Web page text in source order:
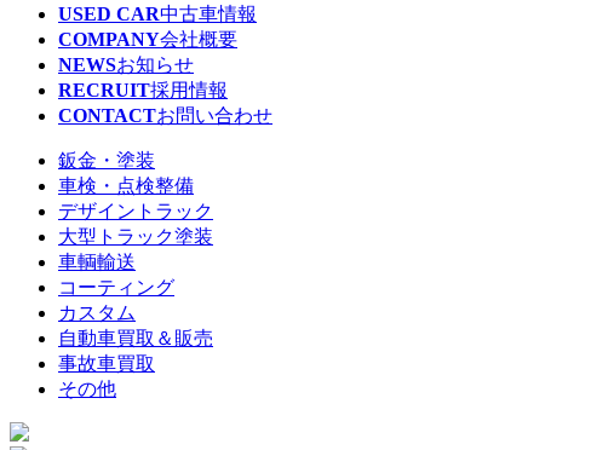
USED CAR中古車情報
COMPANY会社概要
NEWSお知らせ
RECRUIT採用情報
CONTACTお問い合わせ
鈑金・塗装
車検・点検整備
デザイントラック
大型トラック塗装
車輌輸送
コーティング
カスタム
自動車買取＆販売
事故車買取
その他